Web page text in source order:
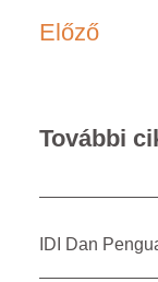
Előző
További
IDI Dan